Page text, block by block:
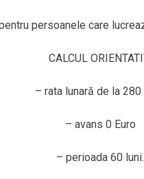
persoanele care
CALCUL
– rata lunară de la 280
– avans 0 Euro
– perioada 60 luni.